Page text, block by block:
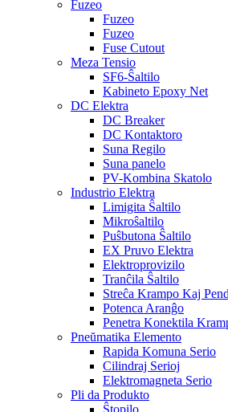
Fuzeo
Fuzeo
Fuzeo
Fuse Cutout
Meza Tensio
SF6-Ŝaltilo
Kabineto Epoxy Net
DC Elektra
DC Breaker
DC Kontaktoro
Suna Regilo
Suna panelo
PV-Kombina Skatolo
Industrio Elektra
Limigita Ŝaltilo
Mikroŝaltilo
Puŝbutona Ŝaltilo
EX Pruvo Elektra
Elektroprovizilo
Tranĉila Ŝaltilo
Streĉa Krampo Kaj
Potenca Aranĝo
Penetra Konektila
Pneŭmatika Elemento
Rapida Komuna Serio
Cilindraj Serioj
Elektromagneta Serio
Pli da Produkto
Ŝtopilo